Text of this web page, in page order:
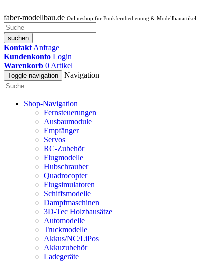
faber-modellbau.de Onlineshop für Funkfernbedienung & Modellbauartikel
suchen
Kontakt Anfrage
Kundenkonto Login
Warenkorb 0 Artikel
Toggle navigation Navigation
Shop-Navigation
Fernsteuerungen
Ausbaumodule
Empfänger
Servos
RC-Zubehör
Flugmodelle
Hubschrauber
Quadrocopter
Flugsimulatoren
Schiffsmodelle
Dampfmaschinen
3D-Tec Holzbausätze
Automodelle
Truckmodelle
Akkus/NC/LiPos
Akkuzubehör
Ladegeräte